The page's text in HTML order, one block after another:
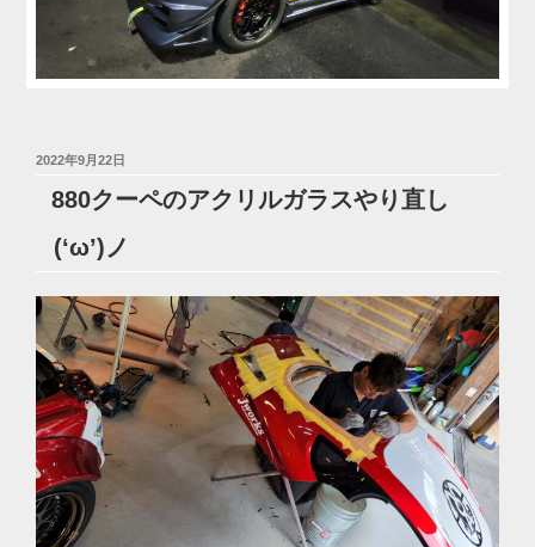
投
日:
2022年9月22日
880クーペのアクリルガラスやり直し
(‘ω’)ノ